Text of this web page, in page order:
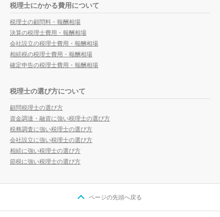
税理士にかかる費用について
税理士の顧問料・報酬相場
決算の税理士費用・報酬相場
会社設立の税理士費用・報酬相場
相続税の税理士費用・報酬相場
確定申告の税理士費用・報酬相場
税理士の選び方について
顧問税理士の選び方
資金調達・融資に強い税理士の選び方
税務調査に強い税理士の選び方
会社設立に強い税理士の選び方
相続に強い税理士の選び方
節税に強い税理士の選び方
ページの先頭へ戻る